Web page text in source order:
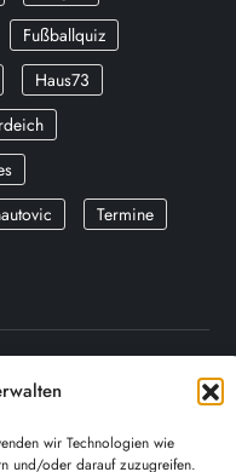
wir Technologien wie
und/oder darauf zuzugreifen.
Fußballquiz
Haus73
Termine